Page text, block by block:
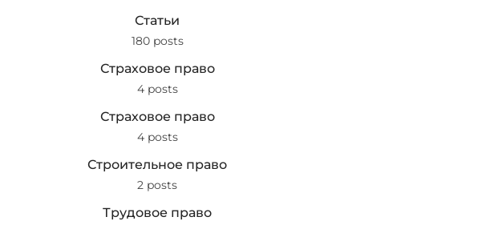
Статьи
180 posts
Страховое право
4 posts
Страховое право
4 posts
Строительное право
2 posts
Трудовое право